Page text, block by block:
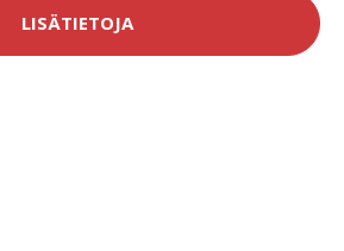
LISÄTIETOJA